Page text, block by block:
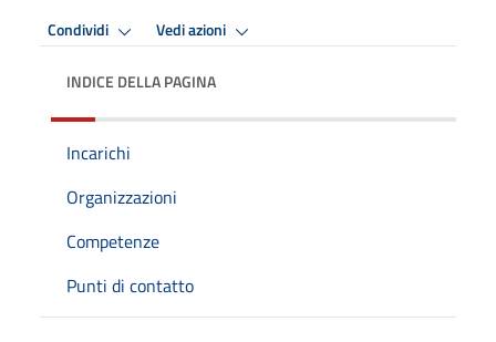
Condividi Vedi azioni
INDICE DELLA PAGINA
Incarichi
Organizzazioni
Competenze
Punti di contatto